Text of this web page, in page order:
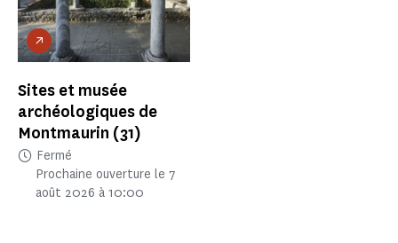
Sites et musée
archéologiques de
Montmaurin (31)
Fermé
Prochaine ouverture le 7
août 2026 à 10:00